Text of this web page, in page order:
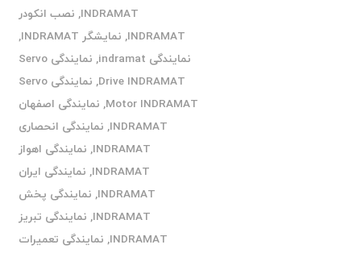
INDRAMAT
, نصب انکودر
INDRAMAT
, نمایشگر INDRAMAT
,
نمایندگی indramat
,
نمایندگی Servo
Drive INDRAMAT
,
نمایندگی Servo
Motor INDRAMAT
, نمایندگی اصفهان
INDRAMAT
, نمایندگی انحصاری
INDRAMAT
, نمایندگی اهواز
INDRAMAT
, نمایندگی ایران
INDRAMAT
, نمایندگی پخش
INDRAMAT
, نمایندگی تبریز
INDRAMAT
, نمایندگی تعمیرات